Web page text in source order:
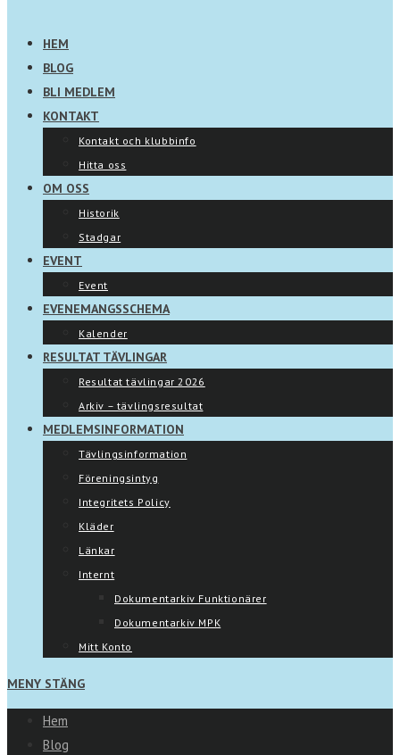
HEM
BLOG
BLI MEDLEM
KONTAKT
Kontakt och klubbinfo
Hitta oss
OM OSS
Historik
Stadgar
EVENT
Event
EVENEMANGSSCHEMA
Kalender
RESULTAT TÄVLINGAR
Resultat tävlingar 2026
Arkiv – tävlingsresultat
MEDLEMSINFORMATION
Tävlingsinformation
Föreningsintyg
Integritets Policy
Kläder
Länkar
Internt
Dokumentarkiv Funktionärer
Dokumentarkiv MPK
Mitt Konto
MENY STÄNG
Hem
Blog